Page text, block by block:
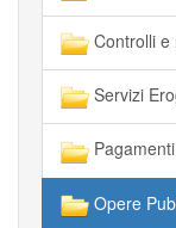
Controlli e
Servizi
Opere